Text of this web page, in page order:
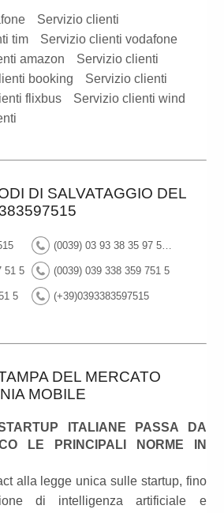
Servizio clienti
tim
Servizio clienti vodafone
amazon
Servizio clienti
booking
Servizio clienti
flixbus
Servizio clienti wind
DI SALVATAGGIO DEL
(0039) 03 93 38 35 97 51 5
51 5 (0039) 039 338 359 751 5
5 (+39)0393383597515
DEL MERCATO
MOBILE
ITALIANE PASSA DA
LE PRINCIPALI NORME IN
alla legge unica sulle startup, fino
di intelligenza artificiale e